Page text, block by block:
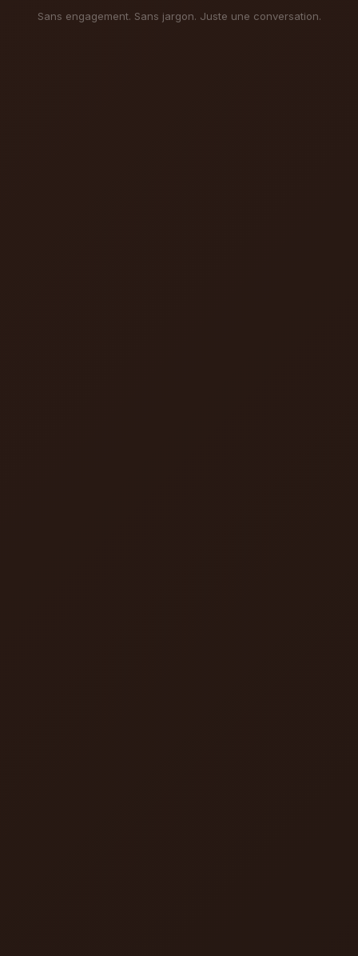
Sans engagement. Sans jargon. Juste une conversation.